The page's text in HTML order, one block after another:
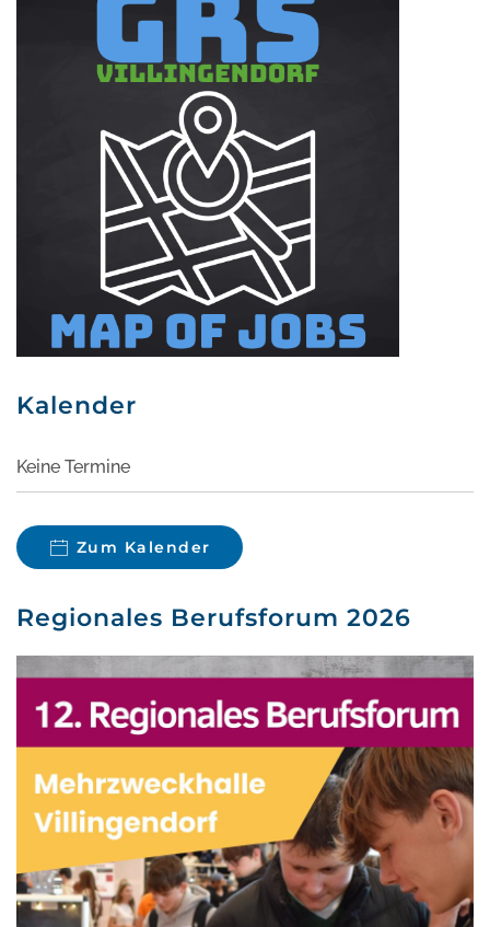
Kalender
Keine Termine
Zum Kalender
Regionales Berufsforum 2026